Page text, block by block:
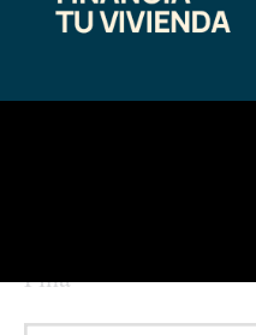
en los ingresos a las ciudades
01/04/2021
Fina